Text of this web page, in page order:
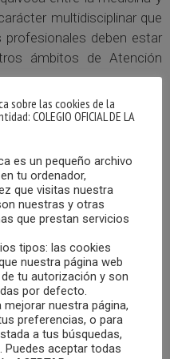
multidisciplinar que
deben estar
ámbitos de Atención
de Vida, Participación
de Albacete, Llanos
administraciones públicas,
que desempeñan
organizaciones científicas
en la formación
práctica profesional
personas
de la talla del
sobre las cookies de la
COLEGIO OFICIAL DE LA
es un pequeño archivo
tu ordenador,
que visitas nuestra
nuestras y otras
que prestan servicios
tipos: las cookies
nuestra página web
tu autorización y son
por defecto.
nuestra página,
preferencias, o para
a tus búsquedas,
aceptar todas